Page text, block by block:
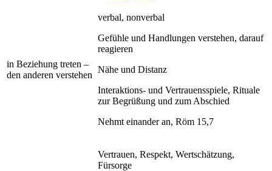
in Beziehung treten –
den anderen verstehen
verbal, nonverbal
Gefühle und Handlungen verstehen, darauf
reagieren
Nähe und Distanz
Interaktions- und Vertrauensspiele, Rituale
zur Begrüßung und zum Abschied
Nehmt einander an, Röm 15,7
Vertrauen, Respekt, Wertschätzung,
Fürsorge